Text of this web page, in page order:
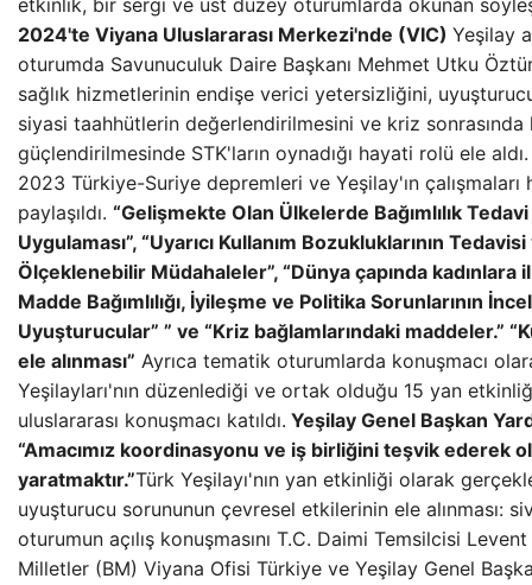
etkinlik, bir sergi ve üst düzey oturumlarda okunan
2024'te Viyana Uluslararası Merkezi'nde (VIC) Yeşilay
oturumda Savunuculuk Daire Başkanı Mehmet Utku
sağlık hizmetlerinin endişe verici yetersizliğini,
siyasi taahhütlerin değerlendirilmesini ve kriz sonrasında
güçlendirilmesinde STK'ların oynadığı hayati rolü ele
2023 Türkiye-Suriye depremleri ve Yeşilay'ın çalışmaları
paylaşıldı. “Gelişmekte Olan Ülkelerde Bağımlılık
Uygulaması”, “Uyarıcı Kullanım Bozukluklarının
Ölçeklenebilir Müdahaleler”, “Dünya çapında kadınlara
Madde Bağımlılığı, İyileşme ve Politika Sorunlarının
Uyuşturucular” ” ve “Kriz bağlamlarındaki maddeler.”
ele alınması” Ayrıca tematik oturumlarda konuşmacı
Yeşilayları'nın düzenlediği ve ortak olduğu 15 yan
uluslararası konuşmacı katıldı. Yeşilay Genel Başkan
“Amacımız koordinasyonu ve iş birliğini teşvik ederek
yaratmaktır.”Türk Yeşilayı'nın yan etkinliği olarak
uyuşturucu sorununun çevresel etkilerinin ele alınması:
oturumun açılış konuşmasını T.C. Daimi Temsilcisi
Milletler (BM) Viyana Ofisi Türkiye ve Yeşilay Genel